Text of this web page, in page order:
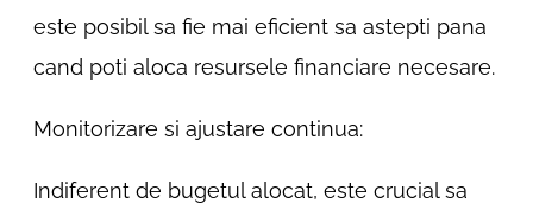
este posibil sa fie mai eficient sa astepti pana
cand poti aloca resursele financiare necesare.
Monitorizare si ajustare continua:
Indiferent de bugetul alocat, este crucial sa